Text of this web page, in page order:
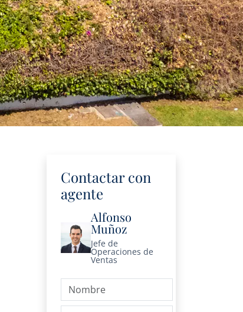
Contactar con
agente
Alfonso
Muñoz
Jefe de
Operaciones de
Ventas